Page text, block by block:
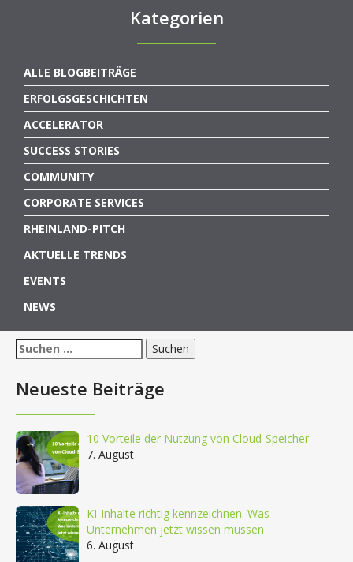
Kategorien
ALLE BLOGBEITRÄGE
ERFOLGSGESCHICHTEN
ACCELERATOR
SUCCESS STORIES
COMMUNITY
CORPORATE SERVICES
RHEINLAND-PITCH
AKTUELLE TRENDS
EVENTS
NEWS
Suchen
nach:
Neueste Beiträge
10 Vorteile der Nutzung von Cloud-Speicher
7. August
KI-Inhalte richtig kennzeichnen: Was
Unternehmen jetzt wissen müssen
6. August